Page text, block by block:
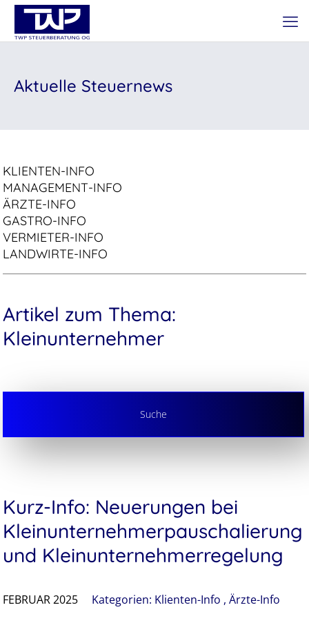
Aktuelle Steuernews
KLIENTEN-INFO
MANAGEMENT-INFO
ÄRZTE-INFO
GASTRO-INFO
VERMIETER-INFO
LANDWIRTE-INFO
Artikel zum Thema:
Kleinunternehmer
Suche
Kurz-Info: Neuerungen bei
Kleinunternehmer­pauschalierung
und Kleinunternehmer­regelung
FEBRUAR 2025 Kategorien: Klienten-Info ,Ärzte-Info